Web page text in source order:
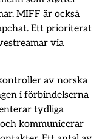
MIFF är också
Ett prioriterat
via
av norska
i förbindelserna
tydliga
kommunicerar